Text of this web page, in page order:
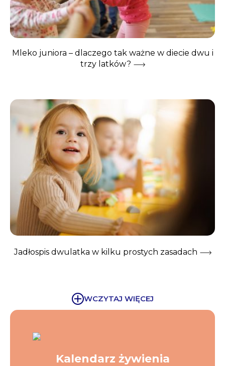
Mleko juniora – dlaczego tak ważne w diecie dwu i
trzy latków?
Jadłospis dwulatka w kilku prostych zasadach
WCZYTAJ WIĘCEJ
Kalendarz żywienia